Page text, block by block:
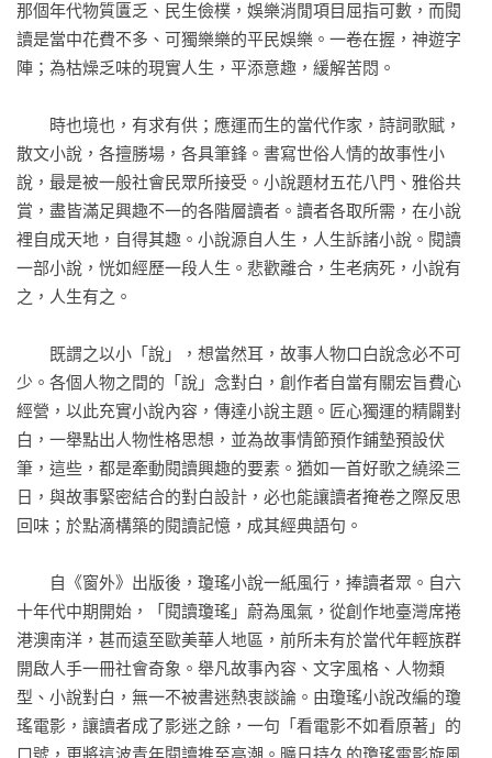
那個年代物質匱乏、民生儉樸，娛樂消閒項目屈指可數，而閱
讀是當中花費不多、可獨樂樂的平民娛樂。一卷在握，神遊字
陣；為枯燥乏味的現實人生，平添意趣，緩解苦悶。
時也境也，有求有供；應運而生的當代作家，詩詞歌賦，
散文小說，各擅勝場，各具筆鋒。書寫世俗人情的故事性小
說，最是被一般社會民眾所接受。小說題材五花八門、雅俗共
賞，盡皆滿足興趣不一的各階層讀者。讀者各取所需，在小說
裡自成天地，自得其趣。小說源自人生，人生訴諸小說。閱讀
一部小說，恍如經歷一段人生。悲歡離合，生老病死，小說有
之，人生有之。
既謂之以小「說」，想當然耳，故事人物口白說念必不可
少。各個人物之間的「說」念對白，創作者自當有關宏旨費心
經營，以此充實小說內容，傳達小說主題。匠心獨運的精闢對
白，一舉點出人物性格思想，並為故事情節預作鋪墊預設伏
筆，這些，都是牽動閱讀興趣的要素。猶如一首好歌之繞梁三
日，與故事緊密結合的對白設計，必也能讓讀者掩卷之際反思
回味；於點滴構築的閱讀記憶，成其經典語句。
自《窗外》出版後，瓊瑤小說一紙風行，捧讀者眾。自六
十年代中期開始，「閱讀瓊瑤」蔚為風氣，從創作地臺灣席捲
港澳南洋，甚而遠至歐美華人地區，前所未有於當代年輕族群
開啟人手一冊社會奇象。舉凡故事內容、文字風格、人物類
型、小說對白，無一不被書迷熱衷談論。由瓊瑤小說改編的瓊
瑤電影，讓讀者成了影迷之餘，一句「看電影不如看原著」的